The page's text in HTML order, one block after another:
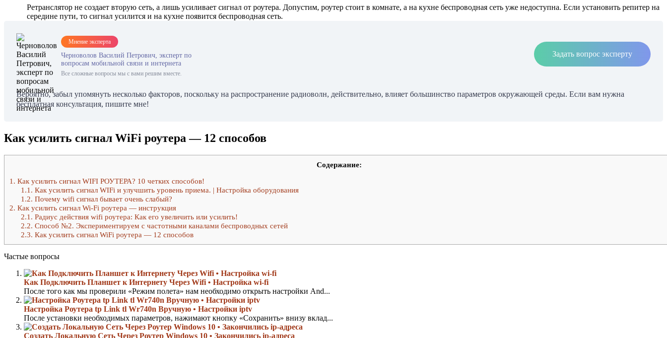
Ретранслятор не создает вторую сеть, а лишь усиливает сигнал от роутера. Допустим, роутер стоит в комнате, а на кухне беспроводная сеть уже недоступна. Если установить репитер на
середине пути, то сигнал усилится и на кухне появится беспроводная сеть.
Мнение эксперта
Черноволов Василий Петрович, эксперт по
вопросам мобильной связи и интернета
Все сложные вопросы мы с вами решим вместе.
Задать вопрос эксперту
Вероятно, забыл упомянуть несколько факторов, поскольку на распространение радиоволн, действительно, влияет большинство параметров окружающей среды. Если вам нужна
бесплатная консультация, пишите мне!
Как усилить сигнал WiFi роутера — 12 способов
Содержание:
1. Как усилить сигнал WIFI РОУТЕРА? 10 четких способов!
1.1. Как усилить сигнал WIFi и улучшить уровень приема. | Настройка оборудования
1.2. Почему wifi сигнал бывает очень слабый?
2. Как усилить сигнал Wi-Fi роутера — инструкция
2.1. Радиус действия wifi роутера: Как его увеличить или усилить!
2.2. Способ №2. Экспериментируем с частотными каналами беспроводных сетей
2.3. Как усилить сигнал WiFi роутера — 12 способов
Частые вопросы
Как Подключить Планшет к Интернету Через Wifi • Настройка wi-fi
После того как мы проверили «Режим полета» нам необходимо открыть настройки And...
Настройка Роутера tp Link tl Wr740n Вручную • Настройки iptv
После установки необходимых параметров, нажимают кнопку «Сохранить» внизу вклад...
Создать Локальную Сеть Через Роутер Windows 10 • Закончились ip-адреса